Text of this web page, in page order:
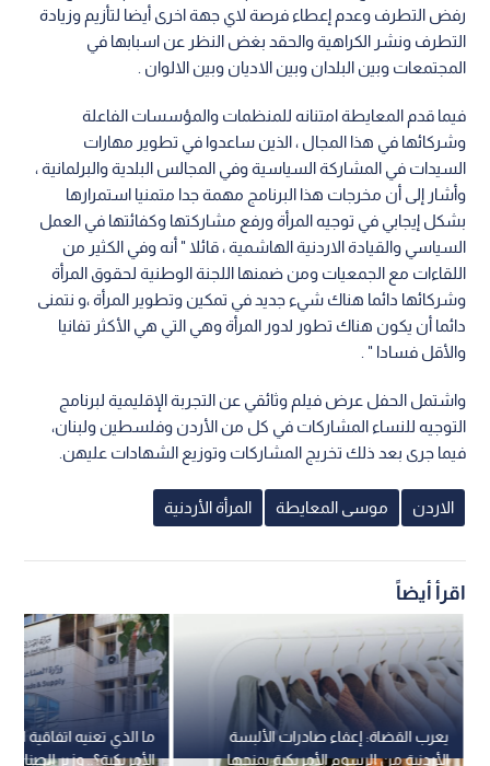
رفض التطرف وعدم إعطاء فرصة لاي جهة اخرى أيضا لتأزيم وزيادة
التطرف ونشر الكراهية والحقد بغض النظر عن اسبابها في
المجتمعات وبين البلدان وبين الاديان وبين الالوان .
فيما قدم المعايطة امتنانه للمنظمات والمؤسسات الفاعلة
وشركائها في هذا المجال ، الذين ساعدوا في تطوير مهارات
السيدات في المشاركة السياسية وفي المجالس البلدية والبرلمانية ،
وأشار إلى أن مخرجات هذا البرنامج مهمة جدا متمنيا استمرارها
بشكل إيجابي في توجيه المرأة ورفع مشاركتها وكفائتها في العمل
السياسي والقيادة الاردنية الهاشمية ، قائلا " أنه وفي الكثير من
اللقاءات مع الجمعيات ومن ضمنها اللجنة الوطنية لحقوق المرأة
وشركائها دائما هناك شيء جديد في تمكين وتطوير المرأة ،و نتمنى
دائما أن يكون هناك تطور لدور المرأة وهي التي هي الأكثر تفانيا
والأقل فسادا " .
واشتمل الحفل عرض فيلم وثائقي عن التجربة الإقليمية لبرنامج
التوجيه للنساء المشاركات في كل من الأردن وفلسطين ولبنان،
فيما جرى بعد ذلك تخريج المشاركات وتوزيع الشهادات عليهن.
الاردن موسى المعايطة المرأة الأردنية
اقرأ أيضاً
ما الذي تعنيه اتفاقية
الأمريكية؟.. وزير
يعرب القضاة: إعفاء صادرات الألبسة
الأردنية من الرسوم الأمريكية يمنحها